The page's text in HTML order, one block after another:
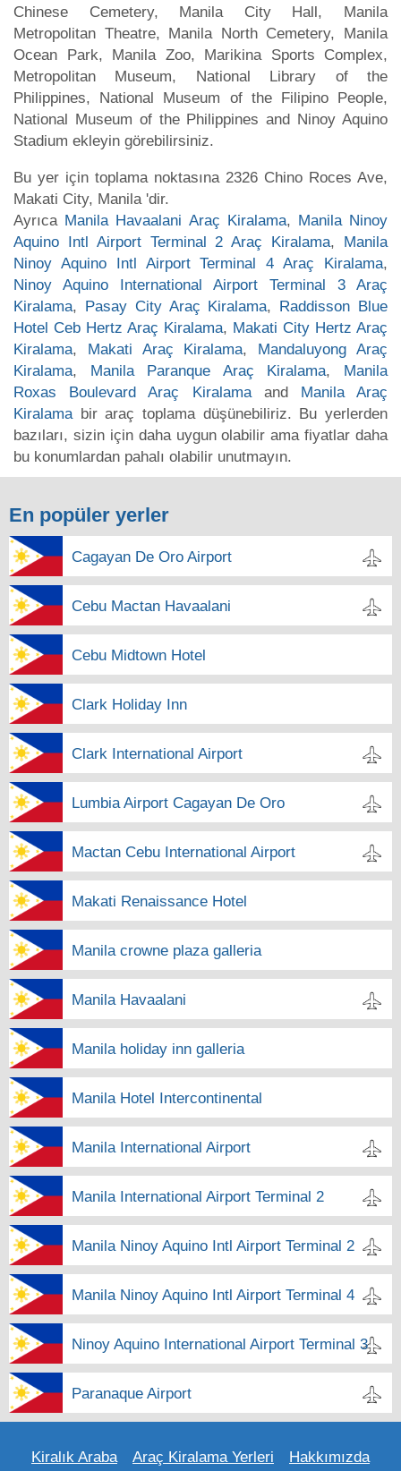
Chinese Cemetery, Manila City Hall, Manila
Metropolitan Theatre, Manila North Cemetery, Manila
Ocean Park, Manila Zoo, Marikina Sports Complex,
Metropolitan Museum, National Library of the
Philippines, National Museum of the Filipino People,
National Museum of the Philippines and Ninoy Aquino
Stadium ekleyin görebilirsiniz.
Bu yer için toplama noktasına 2326 Chino Roces Ave,
Makati City, Manila 'dir.
Ayrıca Manila Havaalani Araç Kiralama, Manila Ninoy
Aquino Intl Airport Terminal 2 Araç Kiralama, Manila
Ninoy Aquino Intl Airport Terminal 4 Araç Kiralama,
Ninoy Aquino International Airport Terminal 3 Araç
Kiralama, Pasay City Araç Kiralama, Raddisson Blue
Hotel Ceb Hertz Araç Kiralama, Makati City Hertz Araç
Kiralama, Makati Araç Kiralama, Mandaluyong Araç
Kiralama, Manila Paranque Araç Kiralama, Manila
Roxas Boulevard Araç Kiralamaand Manila Araç
Kiralama bir araç toplama düşünebiliriz. Bu yerlerden
bazıları, sizin için daha uygun olabilir ama fiyatlar daha
bu konumlardan pahalı olabilir unutmayın.
En popüler yerler
Cagayan De Oro Airport
Cebu Mactan Havaalani
Cebu Midtown Hotel
Clark Holiday Inn
Clark International Airport
Lumbia Airport Cagayan De Oro
Mactan Cebu International Airport
Makati Renaissance Hotel
Manila crowne plaza galleria
Manila Havaalani
Manila holiday inn galleria
Manila Hotel Intercontinental
Manila International Airport
Manila International Airport Terminal 2
Manila Ninoy Aquino Intl Airport Terminal 2
Manila Ninoy Aquino Intl Airport Terminal 4
Ninoy Aquino International Airport Terminal 3
Paranaque Airport
Kiralık Araba Araç Kiralama Yerleri Hakkımızda